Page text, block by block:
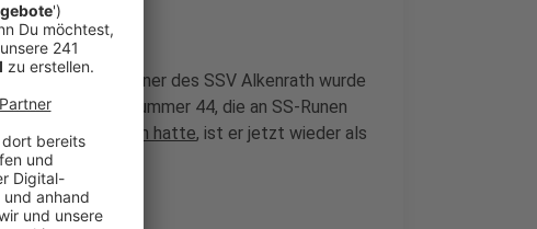
ein Jugendtrainer des SSV Alkenrath wurde
und der Nummer 44, die an SS-Runen
rausgeworfen hatte, ist er jetzt wieder als
bestätigt.